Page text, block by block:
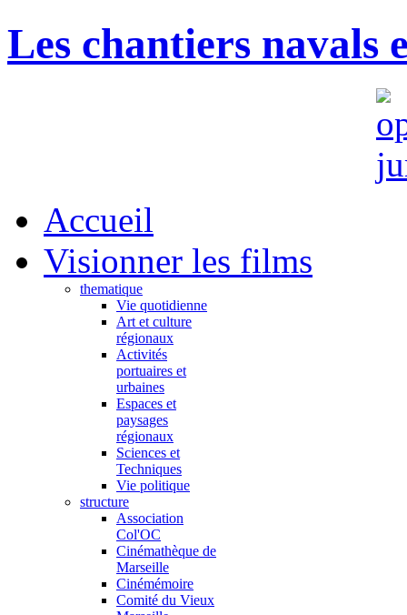
Les chantiers navals
Accueil
Visionner les films
thematique
Vie quotidienne
Art et culture
régionaux
Activités
portuaires et
urbaines
Espaces et
paysages
régionaux
Sciences et
Techniques
Vie politique
structure
Association
Col'OC
Cinémathèque de
Marseille
Cinémémoire
Comité du Vieux